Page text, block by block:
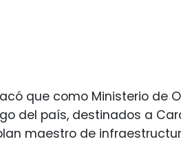
que como Ministerio de
del país, destinados a
maestro de